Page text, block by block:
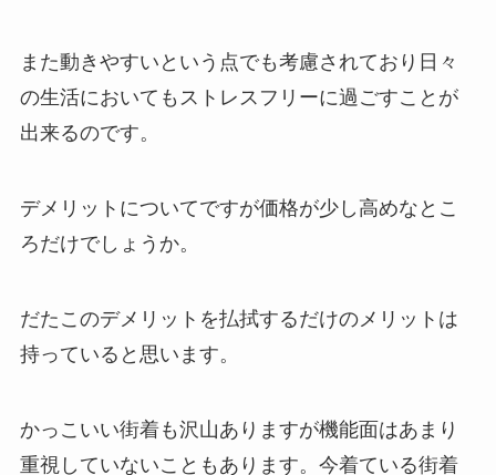
また動きやすいという点でも考慮されており日々
の生活においてもストレスフリーに過ごすことが
出来るのです。
デメリットについてですが価格が少し高めなとこ
ろだけでしょうか。
だたこのデメリットを払拭するだけのメリットは
持っていると思います。
かっこいい街着も沢山ありますが機能面はあまり
重視していないこともあります。今着ている街着